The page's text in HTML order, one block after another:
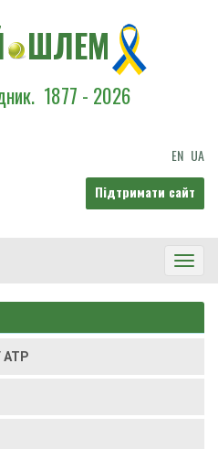
ШЛЕМ
1877 - 2026
EN UA
Підтримати сайт